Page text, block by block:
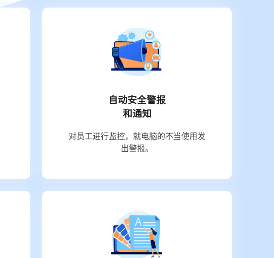
自动安全警报
和通知
对员工进行监控，就电脑的不当使用发
出警报。